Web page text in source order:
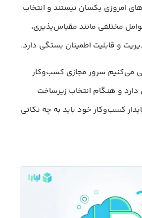
امروزی یکسان نیستند و انتخاب
مختلفی مانند مقیاس‌پذیری،
و قابلیت اطمینان بستگی دارد.
می‌کنیم سرور مجازی کسب‌وکار
دارد و هنگام انتخاب زیرساخت
کسب‌وکار خود باید به چه نکاتی